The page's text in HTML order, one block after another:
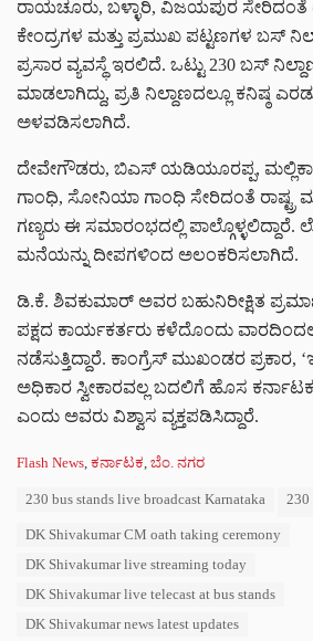
ರಾಯಚೂರು, ಬಳ್ಳಾರಿ, ವಿಜಯಪುರ ಸೇರಿದಂತೆ
ಕೇಂದ್ರಗಳ ಮತ್ತು ಪ್ರಮುಖ ಪಟ್ಟಣಗಳ ಬಸ್
ಪ್ರಸಾರ ವ್ಯವಸ್ಥೆ ಇರಲಿದೆ. ಒಟ್ಟು 230 ಬಸ್
ಮಾಡಲಾಗಿದ್ದು, ಪ್ರತಿ ನಿಲ್ದಾಣದಲ್ಲೂ ಕನಿಷ್ಠ
ಅಳವಡಿಸಲಾಗಿದೆ.
ದೇವೇಗೌಡರು, ಬಿಎಸ್ ಯಡಿಯೂರಪ್ಪ,
ಗಾಂಧಿ, ಸೋನಿಯಾ ಗಾಂಧಿ ಸೇರಿದಂತೆ ರಾಷ್ಟ್ರ
ಗಣ್ಯರು ಈ ಸಮಾರಂಭದಲ್ಲಿ
ಮನೆಯನ್ನು ದೀಪಗಳಿಂದ ಅಲಂಕರಿಸಲಾಗಿದೆ.
ಡಿ.ಕೆ. ಶಿವಕುಮಾರ್ ಅವರ ಬಹುನಿರೀಕ್ಷಿತ
ಪಕ್ಷದ ಕಾರ್ಯಕರ್ತರು ಕಳೆದೊಂದು
ನಡೆಸುತ್ತಿದ್ದಾರೆ. ಕಾಂಗ್ರೆಸ್ ಮುಖಂಡರ ಪ್ರಕಾರ,
ಅಧಿಕಾರ ಸ್ವೀಕಾರವಲ್ಲ ಬದಲಿಗೆ ಹೊಸ
ಎಂದು ಅವರು ವಿಶ್ವಾಸ ವ್ಯಕ್ತಪಡಿಸಿದ್ದಾರೆ.
C
Flash News ಕರ್ನಾಟಕ ಬೆಂ. ನಗರ
230 bus stands live broadcast Karnataka
DK Shivakumar CM oath taking ceremony
DK Shivakumar live streaming today
DK Shivakumar live telecast at bus stands
DK Shivakumar news latest updates